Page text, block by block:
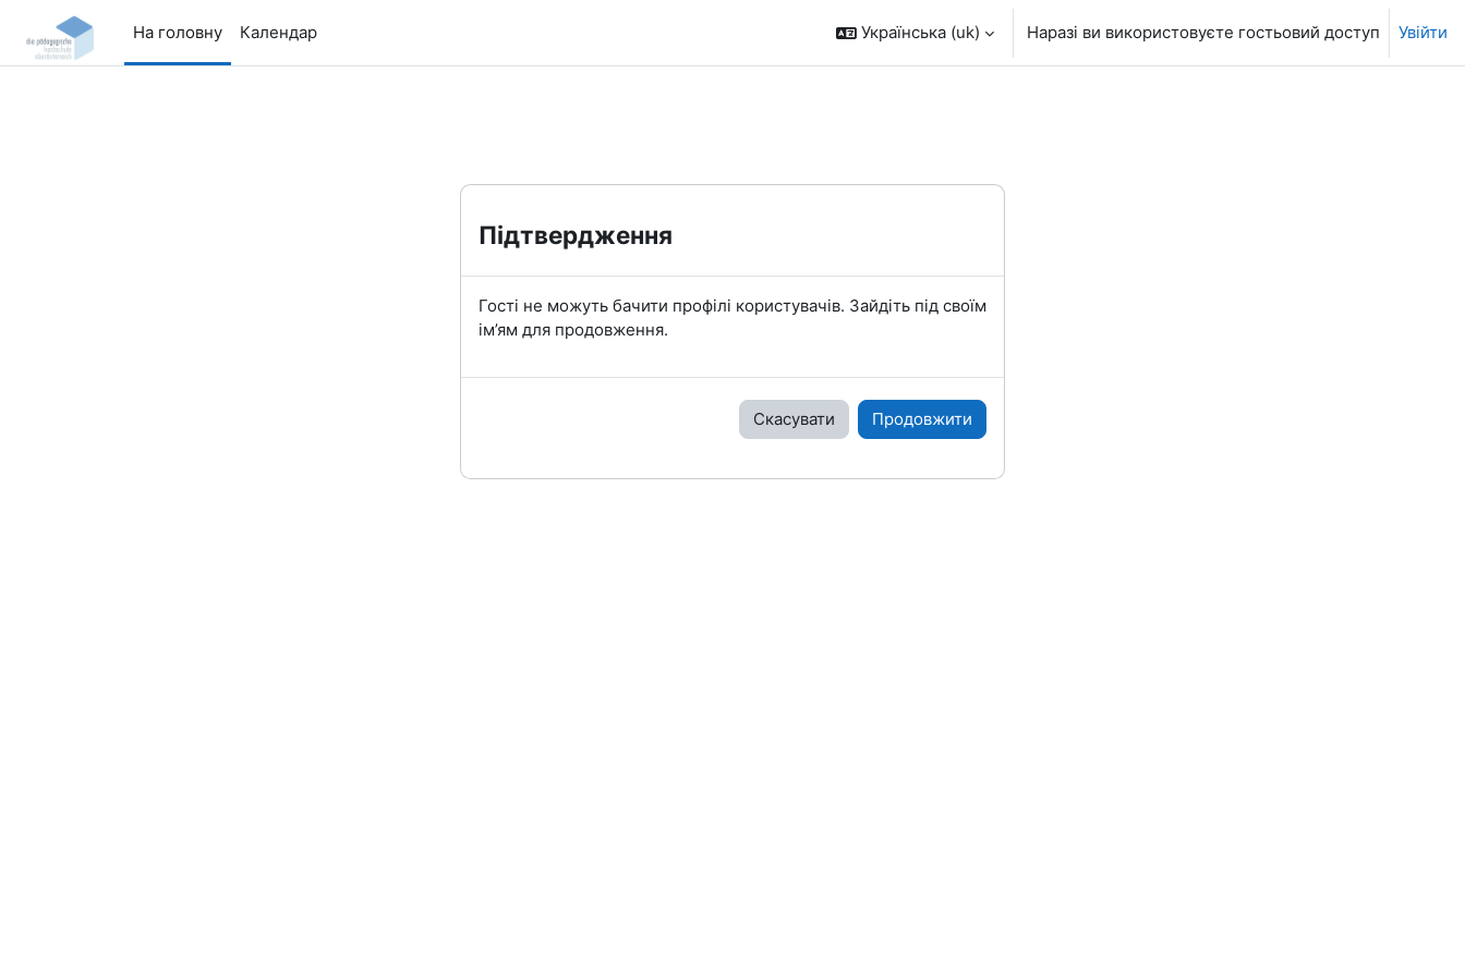
Перейти до головного вмісту
На головну
Календар Українська ‎(uk)‎ Наразі ви використовуєте гостьовий доступ Увійти
Підтвердження
Гості не можуть бачити профілі користувачів. Зайдіть під своїм
ім’ям для продовження.
Скасувати Продовжити